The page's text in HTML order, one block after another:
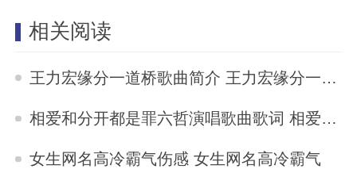
相关阅读
王力宏缘分一道桥歌曲简介 王力宏缘分一道桥歌词
2025-11-04
相爱和分开都是罪六哲演唱歌曲歌词 相爱和分开都是罪歌词
2025-11-04
女生网名高冷霸气伤感 女生网名高冷霸气